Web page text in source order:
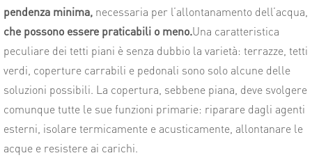
pendenza minima, necessaria per l’allontanamento dell’acqua,
che possono essere praticabili o meno.Una caratteristica
peculiare dei tetti piani è senza dubbio la varietà: terrazze, tetti
verdi, coperture carrabili e pedonali sono solo alcune delle
soluzioni possibili. La copertura, sebbene piana, deve svolgere
comunque tutte le sue funzioni primarie: riparare dagli agenti
esterni, isolare termicamente e acusticamente, allontanare le
acque e resistere ai carichi.